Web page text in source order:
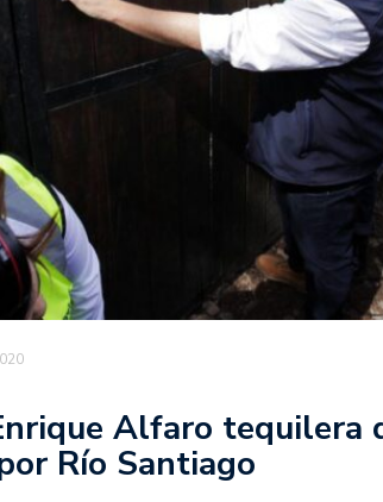
Alfaro tequilera
Río Santiago